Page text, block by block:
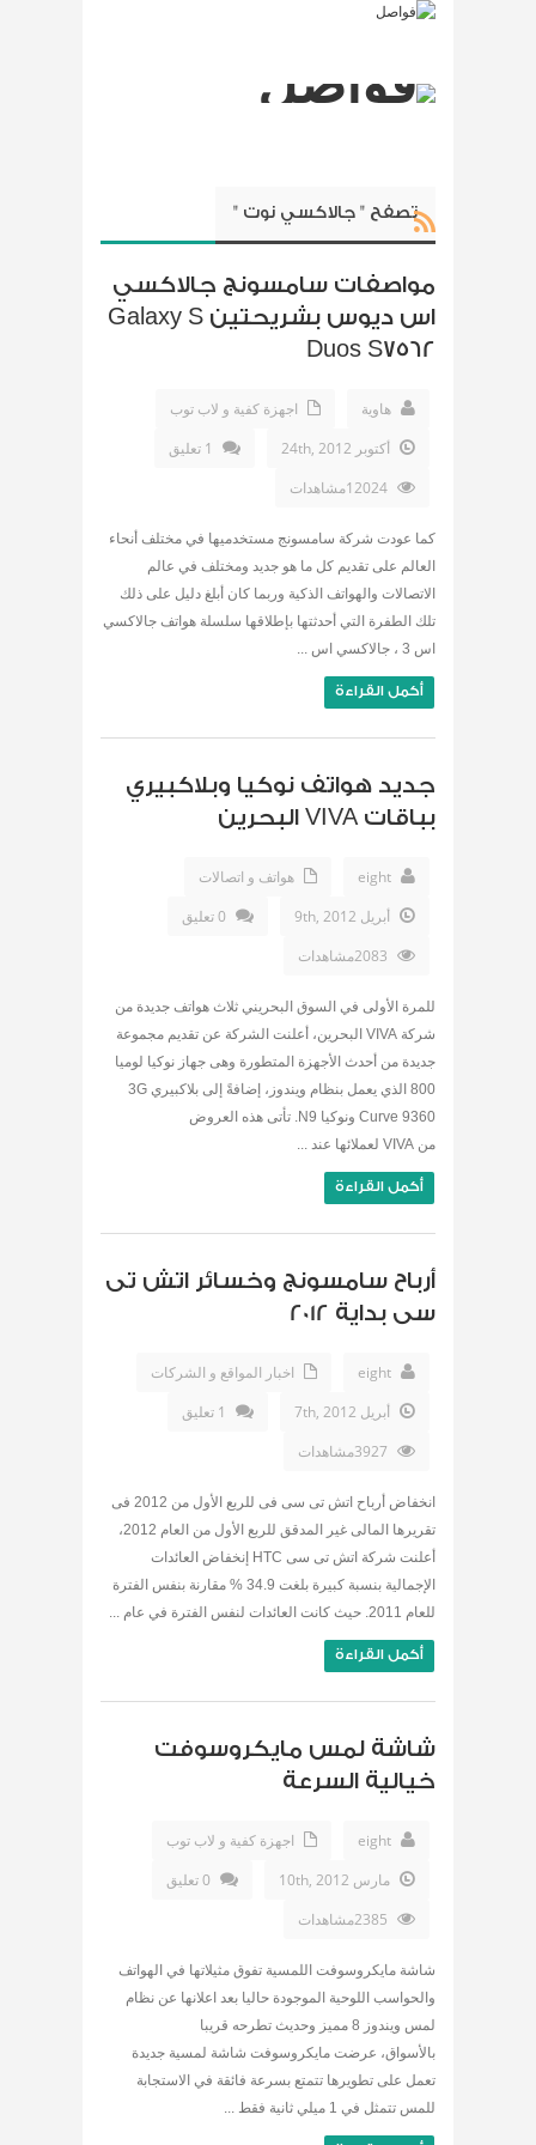
تصفح " جالاكسي نوت "
مواصفات سامسونج جالاكسي
اس ديوس بشريحتين Galaxy S
Duos S7562
هاوية
اجهزة كفية و لاب توب
أكتوبر 24th, 2012
1 تعليق
كما عودت شركة سامسونج مستخدميها في مختلف أنحاء
العالم على تقديم كل ما هو جديد ومختلف في عالم
الاتصالات والهواتف الذكية وربما كان أبلغ دليل على ذلك
تلك الطفرة التي أحدثتها بإطلاقها سلسلة هواتف جالاكسي
اس 3 ، جالاكسي اس ...
أكمل القراءة
جديد هواتف نوكيا وبلاكبيري
بباقات VIVA البحرين
eight
هواتف و اتصالات
أبريل 9th, 2012
0 تعليق
للمرة الأولى في السوق البحريني ثلاث هواتف جديدة من
شركة VIVA البحرين، أعلنت الشركة عن تقديم مجموعة
جديدة من أحدث الأجهزة المتطورة وهى جهاز نوكيا لوميا
800 الذي يعمل بنظام ويندوز، إضافةً إلى بلاكبيري 3G
Curve 9360 ونوكيا N9. تأتى هذه العروض
من VIVA لعملائها عند ...
أكمل القراءة
أرباح سامسونج وخسائر اتش تى
سى بداية 2012
eight
اخبار المواقع و الشركات
أبريل 7th, 2012
1 تعليق
انخفاض أرباح اتش تى سى فى للربع الأول من 2012 فى
تقريرها المالى غير المدقق للربع الأول من العام 2012،
أعلنت شركة اتش تى سى HTC إنخفاض العائدات
الإجمالية بنسبة كبيرة بلغت 34.9 % مقارنة بنفس الفترة
للعام 2011. حيث كانت العائدات لنفس الفترة في عام ...
أكمل القراءة
شاشة لمس مايكروسوفت
خيالية السرعة
eight
اجهزة كفية و لاب توب
مارس 10th, 2012
0 تعليق
شاشة مايكروسوفت اللمسية تفوق مثيلاتها في الهواتف
والحواسب اللوحية الموجودة حاليا بعد اعلانها عن نظام
لمس ويندوز 8 مميز وحديث تطرحه قريبا
بالأسواق، عرضت مايكروسوفت شاشة لمسية جديدة
تعمل على تطويرها تتمتع بسرعة فائقة في الاستجابة
للمس تتمثل في 1 ميلي ثانية فقط ...